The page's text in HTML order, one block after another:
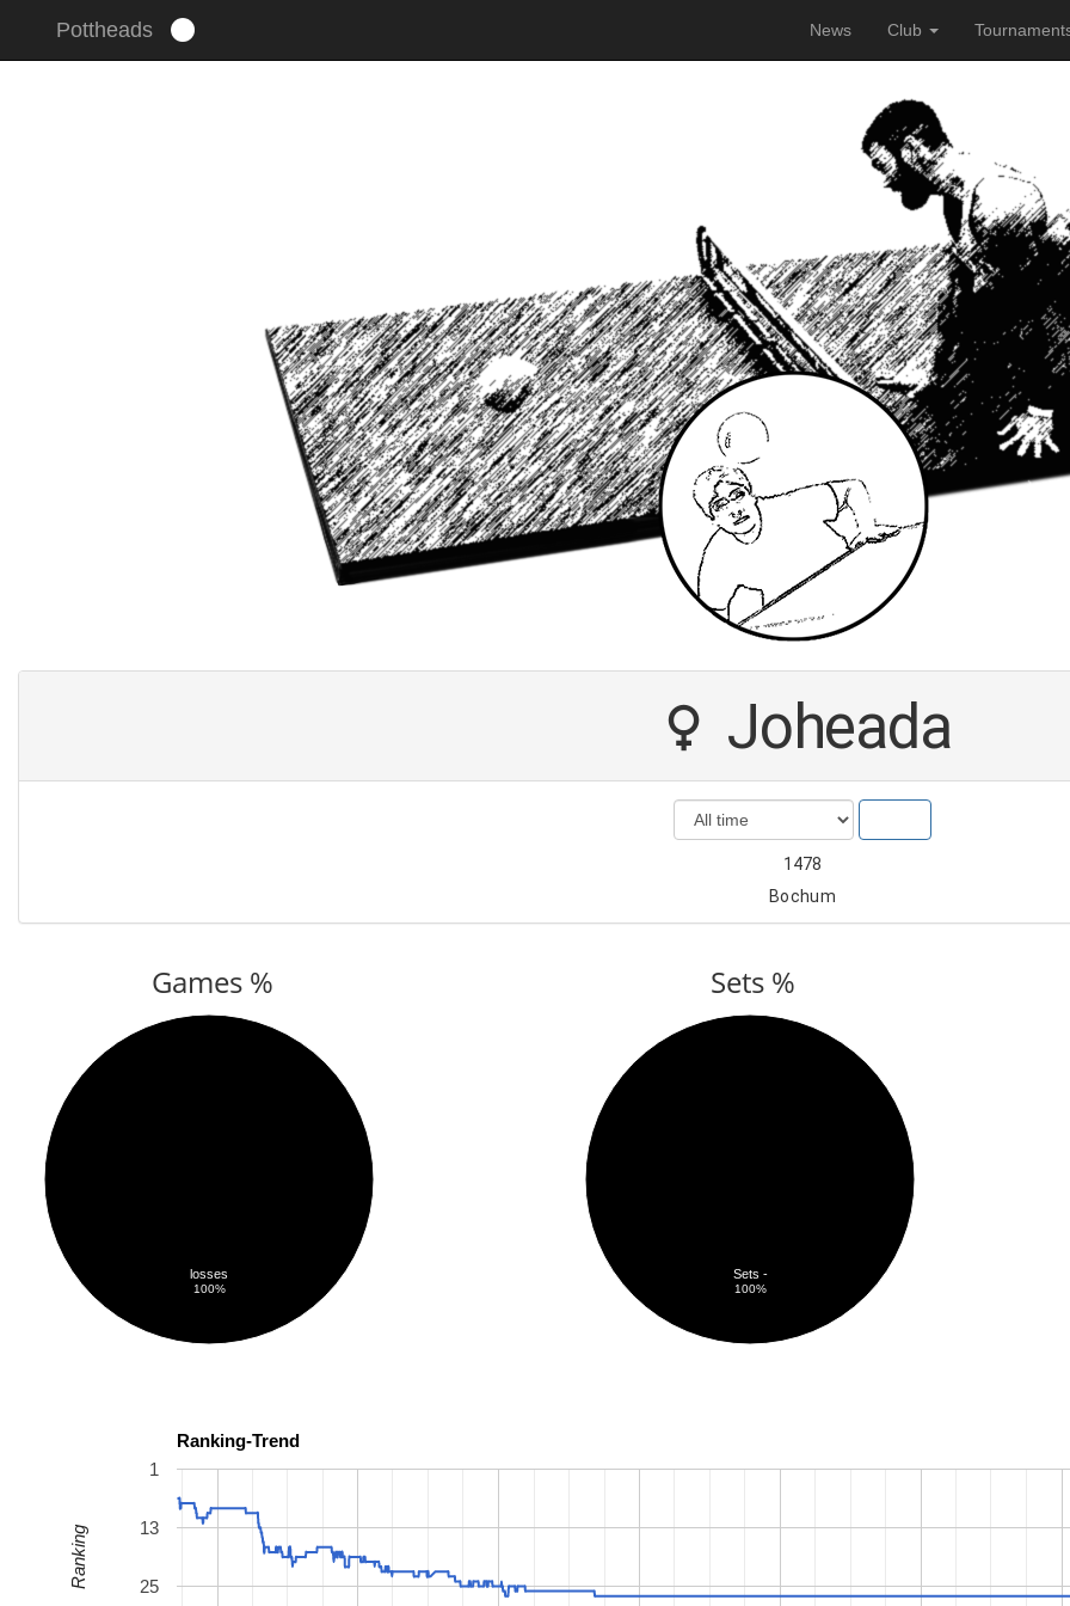
Pottheads News Club
Joheada
1478
Bochum
Games %
losses
100%
Sets %
Sets -
100%
Ranking-Trend
1
13
25
Ranking